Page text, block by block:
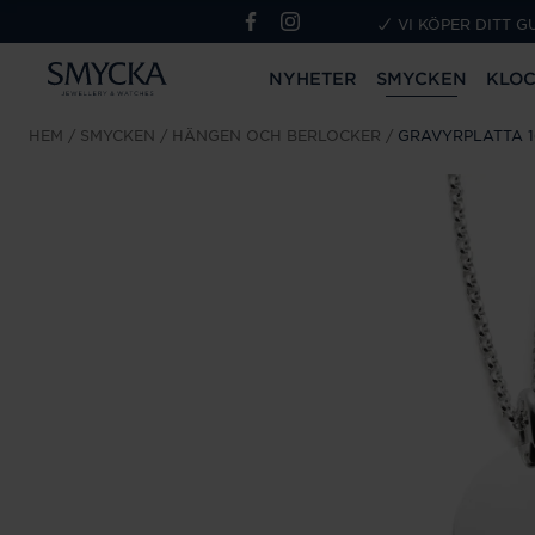
VI KÖPER DITT
NYHETER SMYCKEN
HEM SMYCKEN HÄNGEN OCH BERLOCKER GRAVYRPLATTA